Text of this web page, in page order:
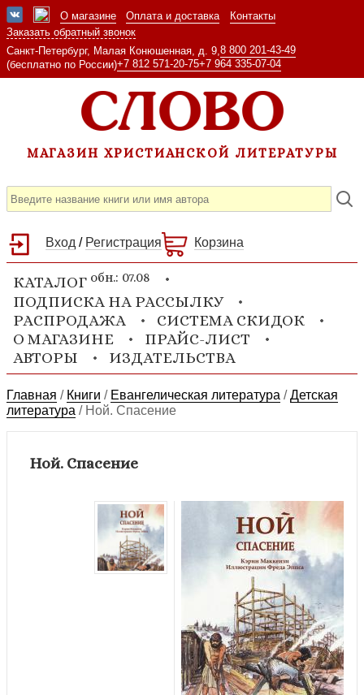
О магазине Оплата и доставка
Контакты
Заказать обратный звонок
Санкт-Петербург, Малая Конюшенная, д. 9, 8 800 201-43-49
(бесплатно по России)+7 812 571-20-75+7 964 335-07-04
МАГАЗИН ХРИСТИАНСКОЙ ЛИТЕРАТУРЫ
Вход / Регистрация Корзина
КАТАЛОГ обн.: 07.08
ПОДПИСКА НА РАССЫЛКУ
РАСПРОДАЖА
СИСТЕМА СКИДОК
О МАГАЗИНЕ
ПРАЙС-ЛИСТ
АВТОРЫ
ИЗДАТЕЛЬСТВА
Главная / Книги / Евангелическая литература /Детская
литература / Ной. Спасение
Ной. Спасение